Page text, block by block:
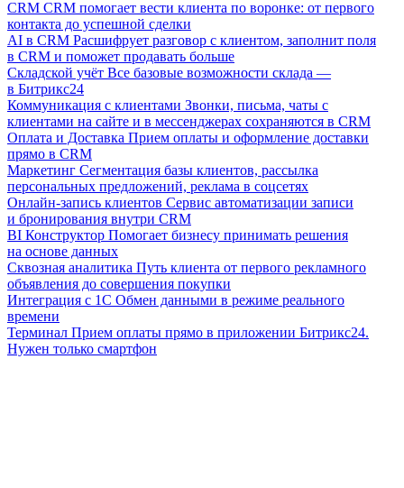
CRM CRM помогает вести клиента по воронке: от первого
контакта до успешной сделки
AI в CRM Расшифрует разговор с клиентом, заполнит поля
в CRM и поможет продавать больше
Складской учёт Все базовые возможности склада —
в Битрикс24
Коммуникация с клиентами Звонки, письма, чаты с
клиентами на сайте и в мессенджерах сохраняются в CRM
Оплата и Доставка Прием оплаты и оформление доставки
прямо в CRM
Маркетинг Сегментация базы клиентов, рассылка
персональных предложений, реклама в соцсетях
Онлайн-запись клиентов Сервис автоматизации записи
и бронирования внутри CRM
BI Конструктор Помогает бизнесу принимать решения
на основе данных
Сквозная аналитика Путь клиента от первого рекламного
объявления до совершения покупки
Интеграция с 1С Обмен данными в режиме реального
времени
Терминал Прием оплаты прямо в приложении Битрикс24.
Нужен только смартфон